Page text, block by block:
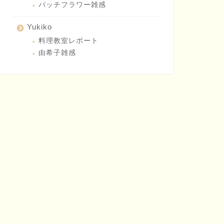
バッチフラワー雑感
Yukiko
料理教室レポート
由希子雑感